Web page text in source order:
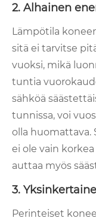
2. Alhainen
Lämpötila
sitä ei tarvitse
vuoksi, mikä
tuntia
sähköä
tunnissa, voi
olla huomattava.
ei ole vain
auttaa myös
3.
Perinteiset